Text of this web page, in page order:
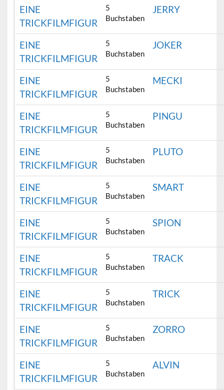
EINE
TRICKFILMFIGUR
5
Buchstaben
JERRY
EINE
TRICKFILMFIGUR
5
Buchstaben
JOKER
EINE
TRICKFILMFIGUR
5
Buchstaben
MECKI
EINE
TRICKFILMFIGUR
5
Buchstaben
PINGU
EINE
TRICKFILMFIGUR
5
Buchstaben
PLUTO
EINE
TRICKFILMFIGUR
5
Buchstaben
SMART
EINE
TRICKFILMFIGUR
5
Buchstaben
SPION
EINE
TRICKFILMFIGUR
5
Buchstaben
TRACK
EINE
TRICKFILMFIGUR
5
Buchstaben
TRICK
EINE
TRICKFILMFIGUR
5
Buchstaben
ZORRO
EINE
TRICKFILMFIGUR
5
Buchstaben
ALVIN